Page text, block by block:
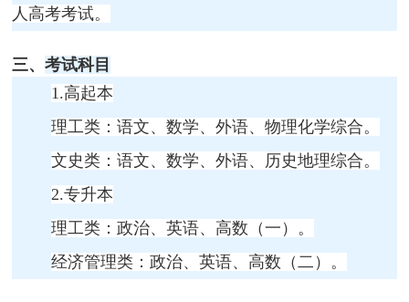
人高考考试。
三、考试科目
1.高起本
理工类：语文、数学、外语、物理化学综合。
文史类：语文、数学、外语、历史地理综合。
2.专升本
理工类：政治、英语、高数（一）。
经济管理类：政治、英语、高数（二）。